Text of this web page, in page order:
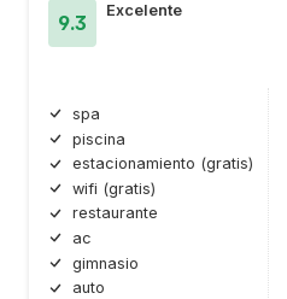
9.3
Excelente
spa
piscina
estacionamiento (gratis)
wifi (gratis)
restaurante
ac
gimnasio
auto